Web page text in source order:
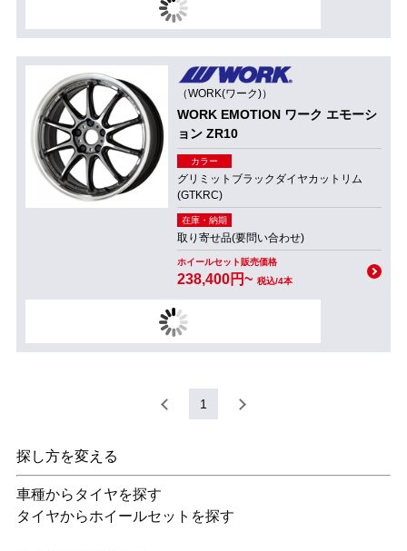
（WORK(ワーク)）
WORK EMOTION ワーク エモーシ
ョン ZR10
カラー
グリミットブラックダイヤカットリム
(GTKRC)
在庫・納期
取り寄せ品(要問い合わせ)
ホイールセット販売価格
238,400円~ 税込/4本
1
探し方を変える
車種からタイヤを探す
タイヤからホイールセットを探す